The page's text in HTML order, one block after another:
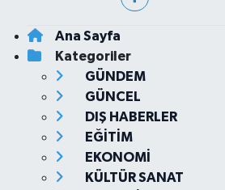
Ana Sayfa
Kategoriler
GÜNDEM
GÜNCEL
DIŞ HABERLER
EĞİTİM
EKONOMİ
KÜLTÜR SANAT